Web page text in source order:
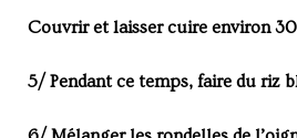
Couvrir et laisser cuire environ
5/ Pendant ce temps, faire du riz